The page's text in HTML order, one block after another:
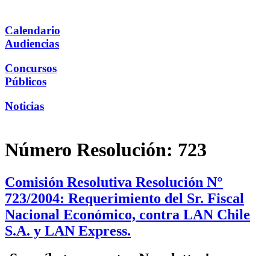
Calendario
Audiencias
Concursos
Públicos
Noticias
Número Resolución: 723
Comisión Resolutiva Resolución N°
723/2004: Requerimiento del Sr. Fiscal
Nacional Económico, contra LAN Chile
S.A. y LAN Express.